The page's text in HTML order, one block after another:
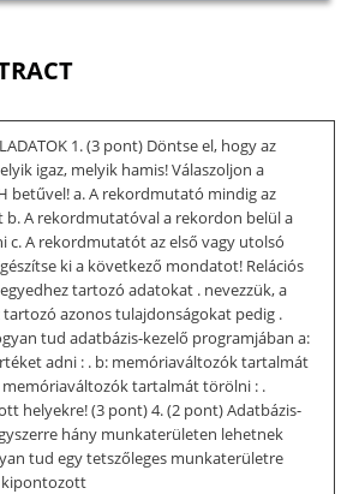
1. (3 pont) Döntse el, hogy az
igaz, melyik hamis! Válaszoljon a
betűvel! a. A rekordmutató mindig az
A rekordmutatóval a rekordon belül a
c. A rekordmutatót az első vagy utolsó
ki a következő mondatot! Relációs
tartozó adatokat . nevezzük, a
azonos tulajdonságokat pedig .
tud adatbázis-kezelő programjában a:
adni : . b: memóriaváltozók tartalmát
memóriaváltozók tartalmát törölni : .
helyekre! (3 pont) 4. (2 pont) Adatbázis-
hány munkaterületen lehetnek
tud egy tetszőleges munkaterületre
kipontozott